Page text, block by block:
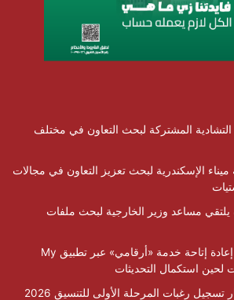
التشادية المشتركة لبحث التعاون في مختلف
الإسكندرية لبحث تعزيز التعاون في مجالات
يلتقي مساعد وزير الخارجية لبحث ملفات
تنظيم الاتصالات يعلن إعادة إتاحة خدمة «أرقامي» عبر تطبيق My
التعليم العالي: استمرار تسجيل رغبات المرحلة الأولى للتنسيق 2026